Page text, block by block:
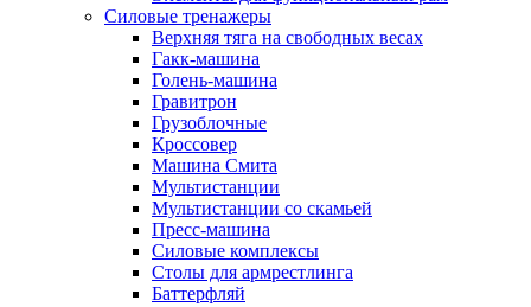
Силовые тренажеры
Верхняя тяга на свободных весах
Гакк-машина
Голень-машина
Гравитрон
Грузоблочные
Кроссовер
Машина Смита
Мультистанции
Мультистанции со скамьей
Пресс-машина
Силовые комплексы
Столы для армрестлинга
Баттерфляй